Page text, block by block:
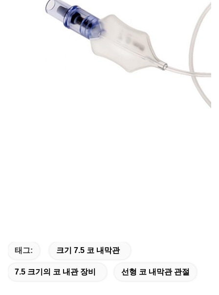
태그: 크기 7.5 코 내막관
7.5 크기의 코 내관 장비 선형 코 내막관 관절